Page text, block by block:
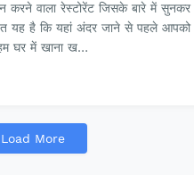
करने वाला रेस्टोरेंट जिसके बारे में
यह है कि यहां अंदर जाने से पहले
घर में खाना ख…
More